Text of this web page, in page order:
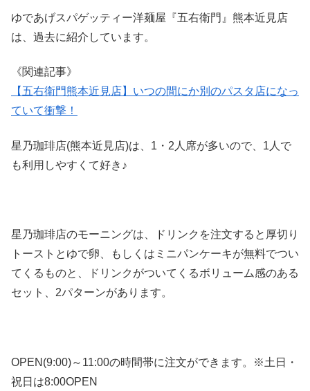
ゆであげスパゲッティー洋麺屋『五右衛門』熊本近見店
は、過去に紹介しています。
《関連記事》
【五右衛門熊本近見店】いつの間にか別のパスタ店になっ
ていて衝撃！
星乃珈琲店(熊本近見店)は、1・2人席が多いので、1人で
も利用しやすくて好き♪
星乃珈琲店のモーニングは、ドリンクを注文すると厚切り
トーストとゆで卵、もしくはミニパンケーキが無料でつい
てくるものと、ドリンクがついてくるボリューム感のある
セット、2パターンがあります。
OPEN(9:00)～11:00の時間帯に注文ができます。※土日・
祝日は8:00OPEN